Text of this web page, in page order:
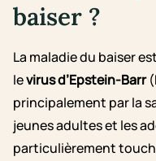
baiser ?
La maladie du baiser est
levirus d’Epstein-Barr
principalement par la
jeunes adultes et les
particulièrement